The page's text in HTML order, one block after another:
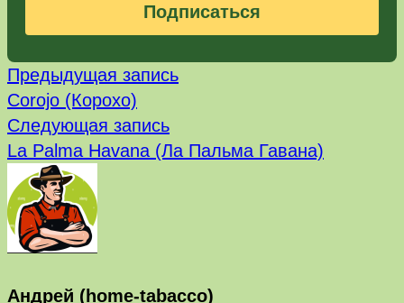
Подписаться
Навигация
по
записям
Предыдущая записьПредыдущая
Corojo (Корохо)
Следующая записьСледующая
запись:
La Palma Havana (Ла Пальма Гавана)
Андрей (home-tabacco)